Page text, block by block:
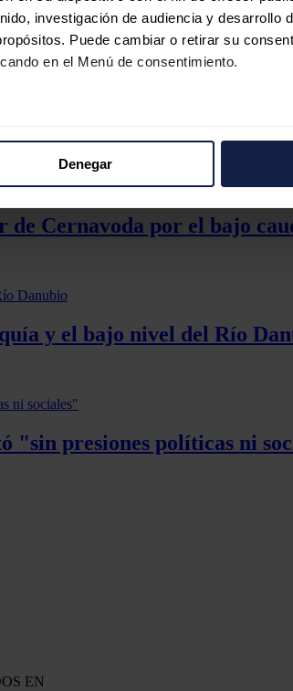
investigación de audiencia y desarrollo
Puede cambiar o retirar su
en el Menú de consentimiento.
pueden combinarla con otra información
Denegar
la central de As Pontes (La
de Cernavoda por el bajo
y el bajo nivel del Río
"sin presiones políticas ni
EN